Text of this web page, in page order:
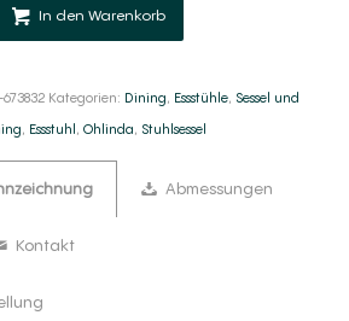
In den Warenkorb
673832 Kategorien: Dining, Essstühle, Sessel und
, Essstuhl,Ohlinda, Stuhlsessel
Abmessungen
Kontakt